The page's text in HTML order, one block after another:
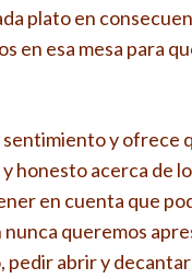
plato en
en esa mesa para
y ofrece
honesto acerca de
en cuenta que
nunca queremos
pedir abrir y